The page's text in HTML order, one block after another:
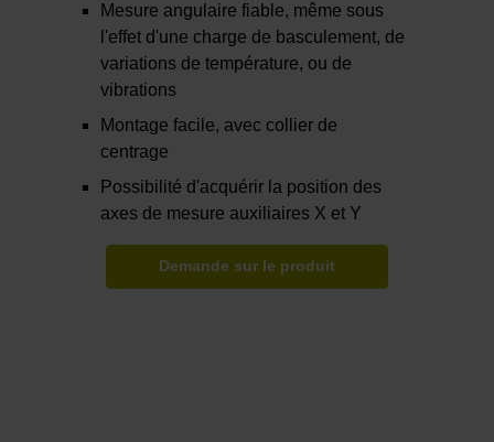
Mesure angulaire fiable, même sous
l'effet d'une charge de basculement, de
variations de température, ou de
vibrations
Montage facile, avec collier de
centrage
Possibilité d'acquérir la position des
axes de mesure auxiliaires X et Y
Demande sur le produit